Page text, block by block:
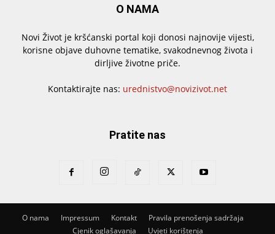
O NAMA
Novi Život je kršćanski portal koji donosi najnovije vijesti,
korisne objave duhovne tematike, svakodnevnog života i
dirljive životne priče.
Kontaktirajte nas: urednistvo@novizivot.net
Pratite nas
O nama Impressum Kontakt
Pravila prenošenja sadržaja
Cjenik oglašavanja
Uvjeti korištenja